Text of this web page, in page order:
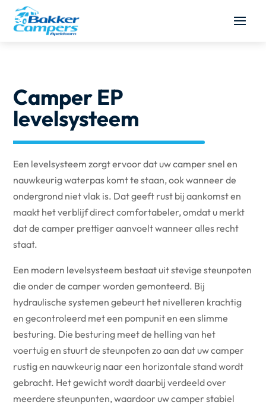
Camper EP
levelsysteem
Een levelsysteem zorgt ervoor dat uw camper snel en
nauwkeurig waterpas komt te staan, ook wanneer de
ondergrond niet vlak is. Dat geeft rust bij aankomst en
maakt het verblijf direct comfortabeler, omdat u merkt
dat de camper prettiger aanvoelt wanneer alles recht
staat.
Een modern levelsysteem bestaat uit stevige steunpoten
die onder de camper worden gemonteerd. Bij
hydraulische systemen gebeurt het nivelleren krachtig
en gecontroleerd met een pompunit en een slimme
besturing. Die besturing meet de helling van het
voertuig en stuurt de steunpoten zo aan dat uw camper
rustig en nauwkeurig naar een horizontale stand wordt
gebracht. Het gewicht wordt daarbij verdeeld over
meerdere steunpunten, waardoor uw camper stabiel